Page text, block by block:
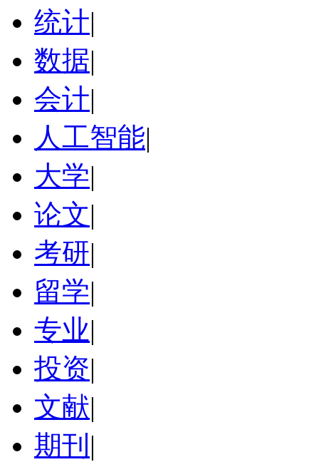
统计|
数据|
会计|
人工智能|
大学|
论文|
考研|
留学|
专业|
投资|
文献|
期刊 |